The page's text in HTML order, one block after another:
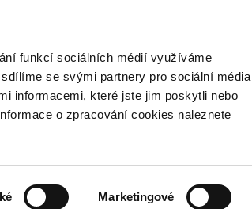
funkcí sociálních médií využíváme
se svými partnery pro sociální média
informacemi, které jste jim poskytli nebo
o zpracování cookies naleznete
Marketingové
Bezplatná infolinka
2011 Cesta k vyvedení eurozóny z dluhové krize
krize
Vydáno 25. 11. 2011